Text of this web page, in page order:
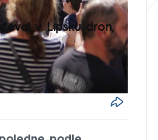
v Lipsku dron,